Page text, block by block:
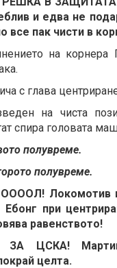
и едва не
все пак чисти в
на корнера
с глава
на чиста
спира головата
полувреме.
полувреме.
Локомотив
Ебонг при
равенството!
ЗА ЦСКА!
целта.